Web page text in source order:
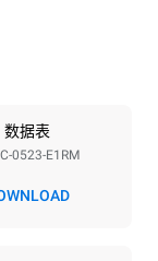
2/3
数据表
0523-E1RM